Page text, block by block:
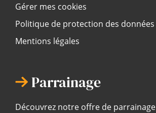
Gérer mes cookies
Politique de protection des données
Mentions légales
Parrainage
Découvrez notre offre de parrainage